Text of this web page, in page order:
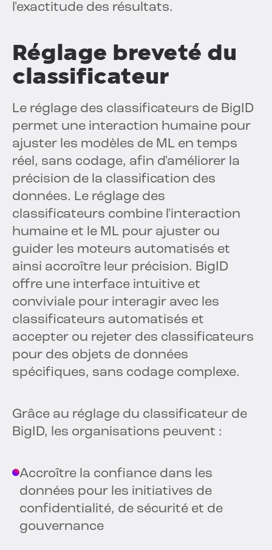
l'exactitude des résultats.
Réglage breveté du
classificateur
Le réglage des classificateurs de BigID
permet une interaction humaine pour
ajuster les modèles de ML en temps
réel, sans codage, afin d'améliorer la
précision de la classification des
données. Le réglage des
classificateurs combine l'interaction
humaine et le ML pour ajuster ou
guider les moteurs automatisés et
ainsi accroître leur précision. BigID
offre une interface intuitive et
conviviale pour interagir avec les
classificateurs automatisés et
accepter ou rejeter des classificateurs
pour des objets de données
spécifiques, sans codage complexe.
Grâce au réglage du classificateur de
BigID, les organisations peuvent :
Accroître la confiance dans les
données pour les initiatives de
confidentialité, de sécurité et de
gouvernance